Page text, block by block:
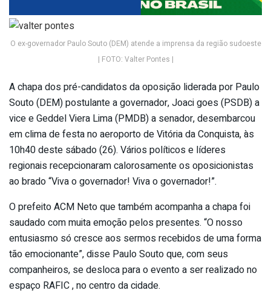
O ex-governador Paulo Souto (DEM) atende a imprensa da região sudoeste
| FOTO: Valter Pontes |
A chapa dos pré-candidatos da oposição liderada por Paulo
Souto (DEM) postulante a governador, Joaci goes (PSDB) a
vice e Geddel Viera Lima (PMDB) a senador, desembarcou
em clima de festa no aeroporto de Vitória da Conquista, às
10h40 deste sábado (26). Vários políticos e líderes
regionais recepcionaram calorosamente os oposicionistas
ao brado “Viva o governador! Viva o governador!”.
O prefeito ACM Neto que também acompanha a chapa foi
saudado com muita emoção pelos presentes. “O nosso
entusiasmo só cresce aos sermos recebidos de uma forma
tão emocionante”, disse Paulo Souto que, com seus
companheiros, se desloca para o evento a ser realizado no
espaço RAFIC , no centro da cidade.